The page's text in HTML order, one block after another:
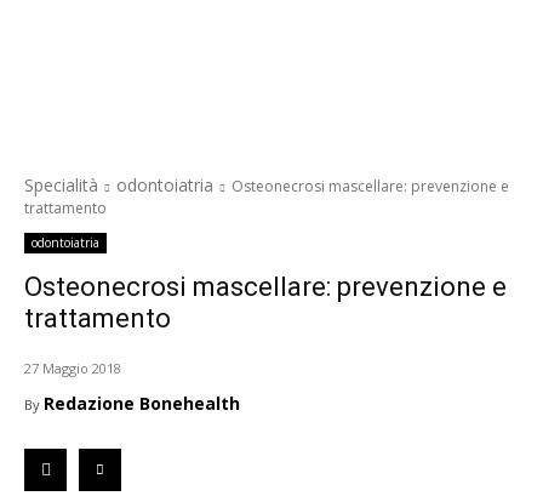
Specialità odontoiatria
Osteonecrosi mascellare: prevenzione e
trattamento
odontoiatria
Osteonecrosi mascellare: prevenzione e
trattamento
27 Maggio 2018
By Redazione Bonehealth